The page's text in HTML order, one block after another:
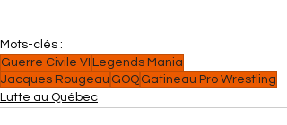
Mots-clés :
Guerre Civile VI Legends Mania
Jacques Rougeau GOQ Gatineau Pro Wrestling
Lutte au Québec